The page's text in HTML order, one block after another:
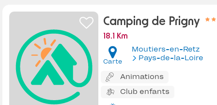
Camping de Prigny
18.1 Km
Carte
Moutiers-en-Retz
Pays-de-la-Loire
Animations
Club enfants